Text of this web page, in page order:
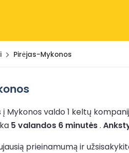
Pirėjas-Mykonos
į Mykonos valdo 1 keltų
5 valandos 6 minutės.
prieinamumą ir